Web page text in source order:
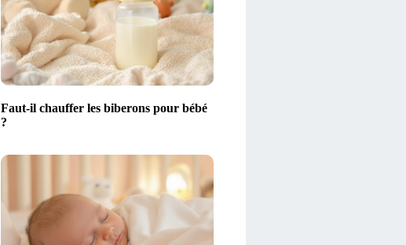
Faut-il chauffer les biberons pour bébé
?